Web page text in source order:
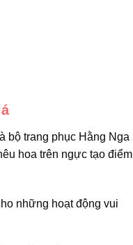
bộ trang phục Hằng Nga
hoa trên ngực tạo điểm
những hoạt động vui